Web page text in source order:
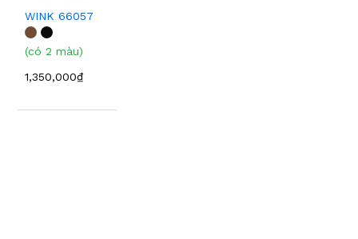
WINK 66057
(có 2 màu)
1,350,000₫